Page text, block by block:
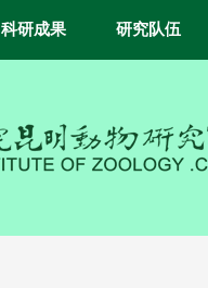
科研成果 研究队伍